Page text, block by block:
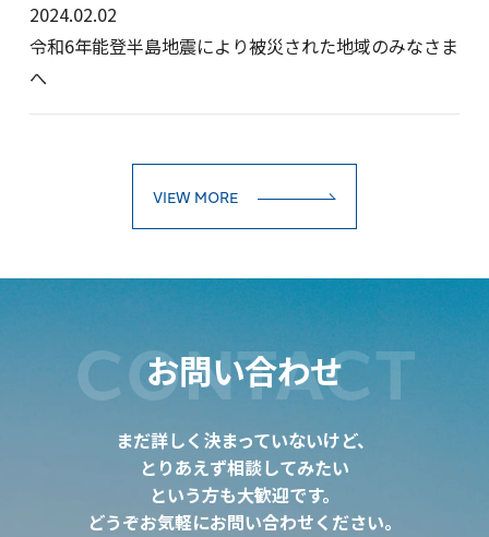
2024.02.02
令和6年能登半島地震により被災された地域のみなさま
へ
VIEW MORE
お問い合わせ
CONTACT
まだ詳しく決まっていないけど、
とりあえず相談してみたい
という方も大歓迎です。
どうぞお気軽にお問い合わせください。